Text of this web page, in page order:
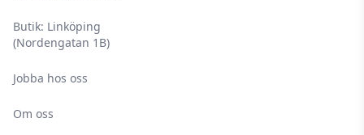
Butik: Linköping
(Nordengatan 1B)
Jobba hos oss
Om oss